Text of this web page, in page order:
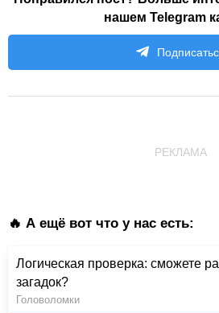
нашем Telegram
РЕКЛАМА
🔥 А ещё вот что у нас есть:
Логическая проверка: сможете
загадок?
Головоломки